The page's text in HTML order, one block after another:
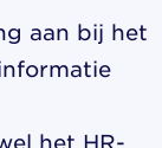
aan bij het
het HR-